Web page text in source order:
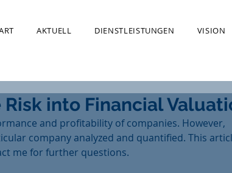
AKTUELL DIENSTLEISTUNGEN VISION
into Financial
and profitability of companies. However,
company analyzed and quantified. This
me for further questions.